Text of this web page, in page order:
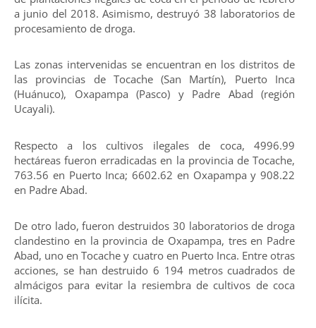
a junio del 2018. Asimismo, destruyó 38 laboratorios de
procesamiento de droga.
Las zonas intervenidas se encuentran en los distritos de
las provincias de Tocache (San Martín), Puerto Inca
(Huánuco), Oxapampa (Pasco) y Padre Abad (región
Ucayali).
Respecto a los cultivos ilegales de coca, 4996.99
hectáreas fueron erradicadas en la provincia de Tocache,
763.56 en Puerto Inca; 6602.62 en Oxapampa y 908.22
en Padre Abad.
De otro lado, fueron destruidos 30 laboratorios de droga
clandestino en la provincia de Oxapampa, tres en Padre
Abad, uno en Tocache y cuatro en Puerto Inca. Entre otras
acciones, se han destruido 6 194 metros cuadrados de
almácigos para evitar la resiembra de cultivos de coca
ilícita.